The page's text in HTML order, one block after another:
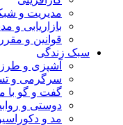
مدیریت و
بازاریابی و
قوانین و
سبک زندگی
آشپزی و طرز
سرگرمی و
گفت و گو با
دوستی و
مد و